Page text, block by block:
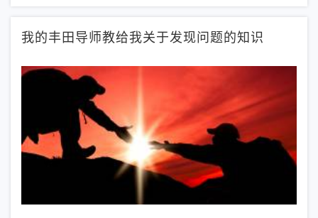
我的丰田导师教给我关于发现问题的知识